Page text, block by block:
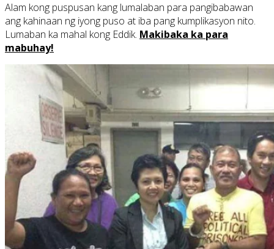
Alam kong puspusan kang lumalaban para pangibabawan
ang kahinaan ng iyong puso at iba pang kumplikasyon nito.
Lumaban ka mahal kong Eddik. Makibaka ka para
mabuhay!